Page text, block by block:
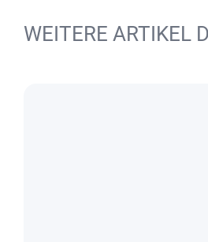
WEITERE ARTIKEL